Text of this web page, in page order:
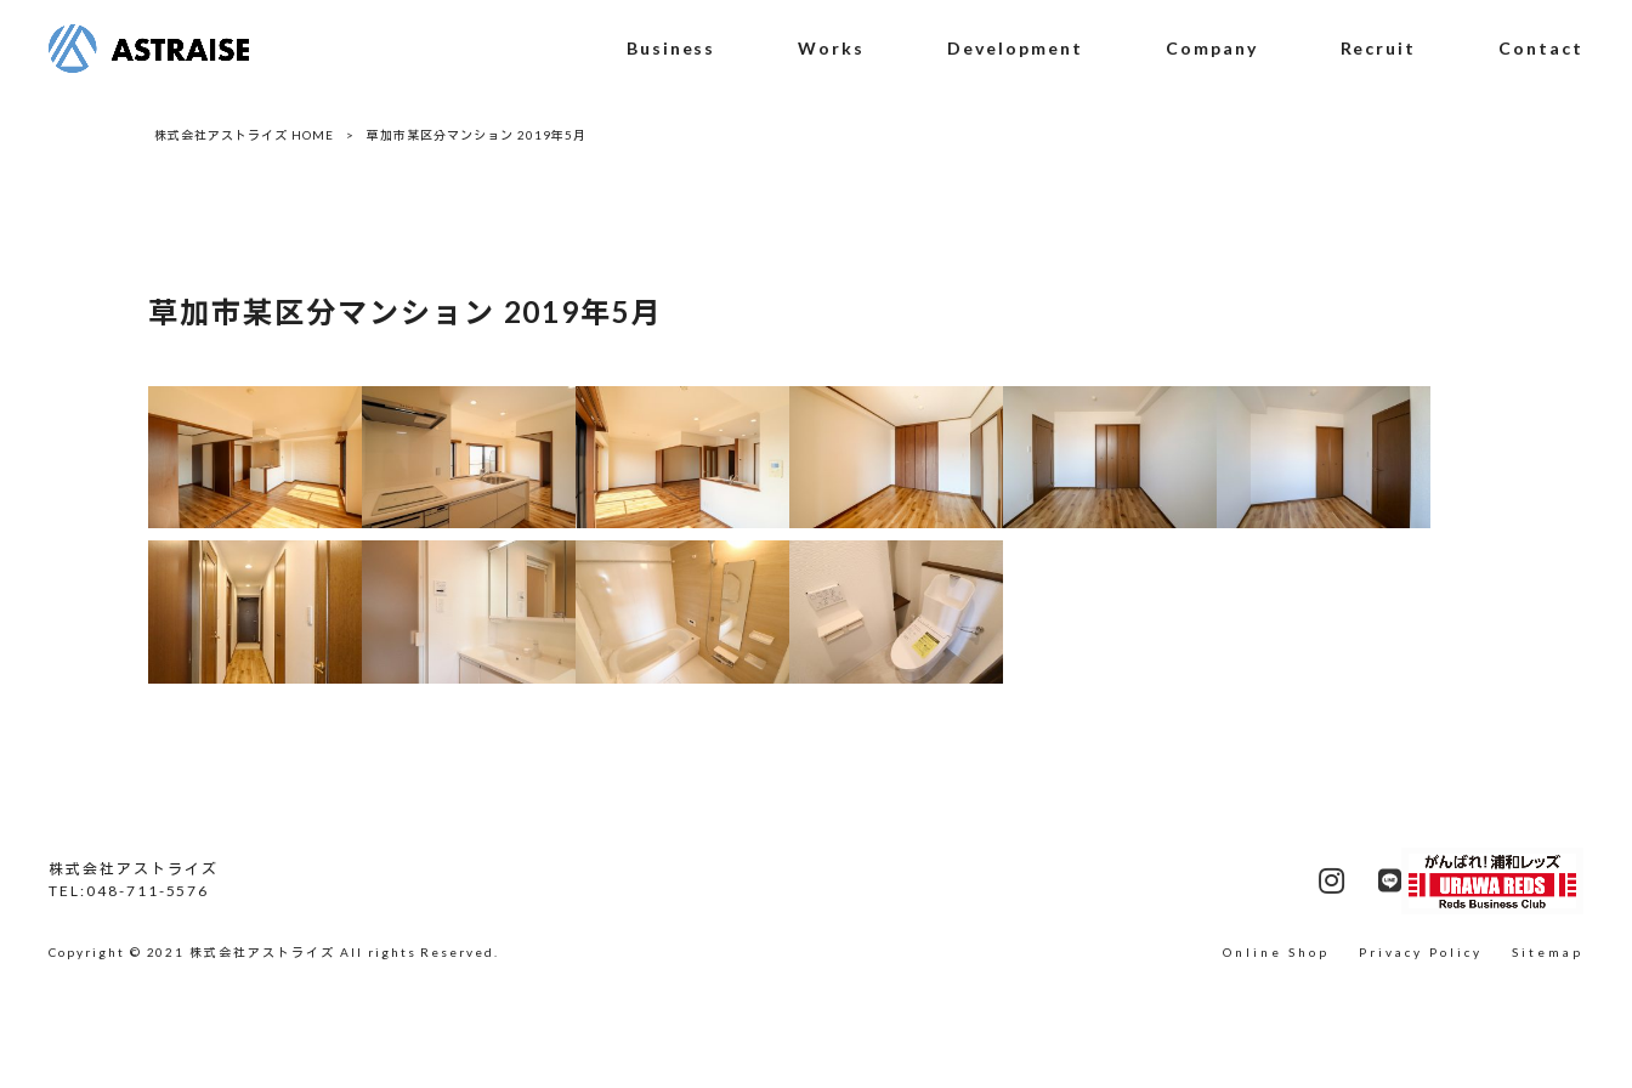
Business Works Development Company Recruit Contact
株式会社アストライズ HOME > 草加市某区分マンション 2019年5月
草加市某区分マンション 2019年5月
株式会社アストライズ
TEL:048-711-5576
Online Shop Privacy Policy Sitemap
Copyright © 2021 株式会社アストライズ All rights Reserved.